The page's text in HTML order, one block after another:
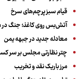
قیام سبز پرچم‌های سرخ
آتش‌بس روی کاغذ؛ جنگ در
معادله جدید در جبهه یمن
چتر نظارتی مجلس بر سر
مرز باریک نقد و تخریب